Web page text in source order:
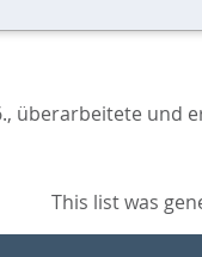
überarbeitete und
This list was